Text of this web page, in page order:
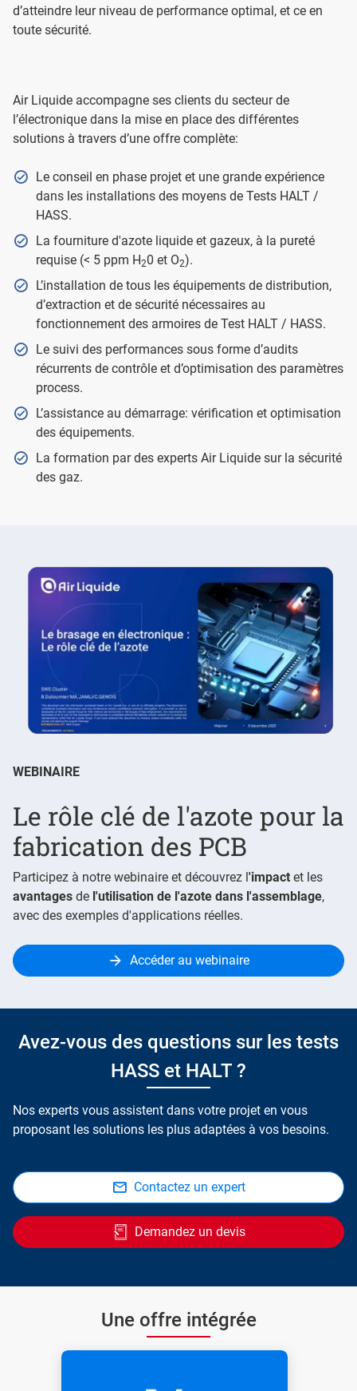
d’atteindre leur niveau de performance optimal, et ce en
toute sécurité.
Air Liquide accompagne ses clients du secteur de
l’électronique dans la mise en place des différentes
solutions à travers d’une offre complète:
Le conseil en phase projet et une grande expérience
dans les installations des moyens de Tests HALT /
HASS.
La fourniture d'azote liquide et gazeux, à la pureté
requise (< 5 ppm H20 et O2).
L’installation de tous les équipements de distribution,
d’extraction et de sécurité nécessaires au
fonctionnement des armoires de Test HALT / HASS.
Le suivi des performances sous forme d’audits
récurrents de contrôle et d’optimisation des paramètres
process.
L’assistance au démarrage: vérification et optimisation
des équipements.
La formation par des experts Air Liquide sur la sécurité
des gaz.
WEBINAIRE
Le rôle clé de l'azote pour la
fabrication des PCB
Participez à notre webinaire et découvrez l 'impact et les
avantages de l'utilisation de l'azote dans l'assemblage,
avec des exemples d'applications réelles.
Accéder au webinaire
Avez-vous des questions sur les tests
HASS et HALT ?
Nos experts vous assistent dans votre projet en vous
proposant les solutions les plus adaptées à vos besoins.
Contactez un expert
Demandez un devis
Une offre intégrée